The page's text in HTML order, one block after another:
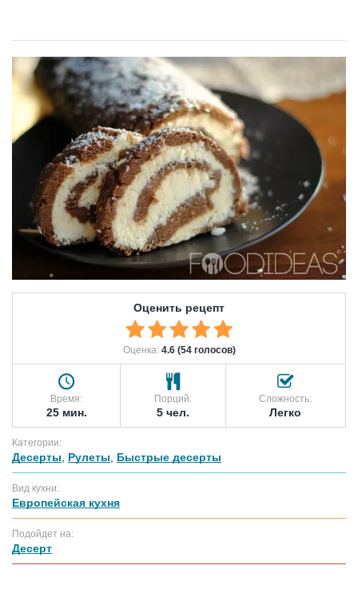
Оценить рецепт
Оценка: 4.6 (54 голосов)
Время:
25 мин.
Порций:
5 чел.
Сложность:
Легко
Категории:
Десерты Рулеты Быстрые десерты
Вид кухни:
Европейская кухня
Подойдет на:
Десерт